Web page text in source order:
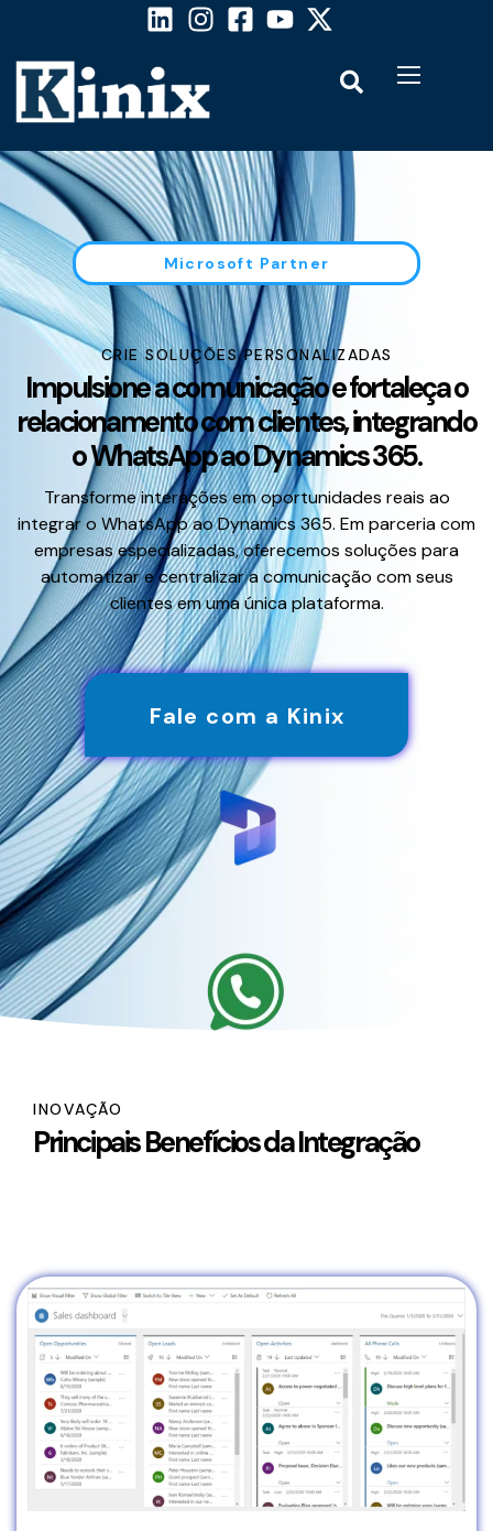
Microsoft Partner
CRIE SOLUÇÕES PERSONALIZADAS
Impulsione a comunicação e fortaleça o
relacionamento com clientes, integrando
o WhatsApp ao Dynamics 365.
Transforme interações em oportunidades reais ao
integrar o WhatsApp ao Dynamics 365. Em parceria com
empresas especializadas, oferecemos soluções para
automatizar e centralizar a comunicação com seus
clientes em uma única plataforma.
Fale com a Kinix
INOVAÇÃO
Principais Benefícios da Integração